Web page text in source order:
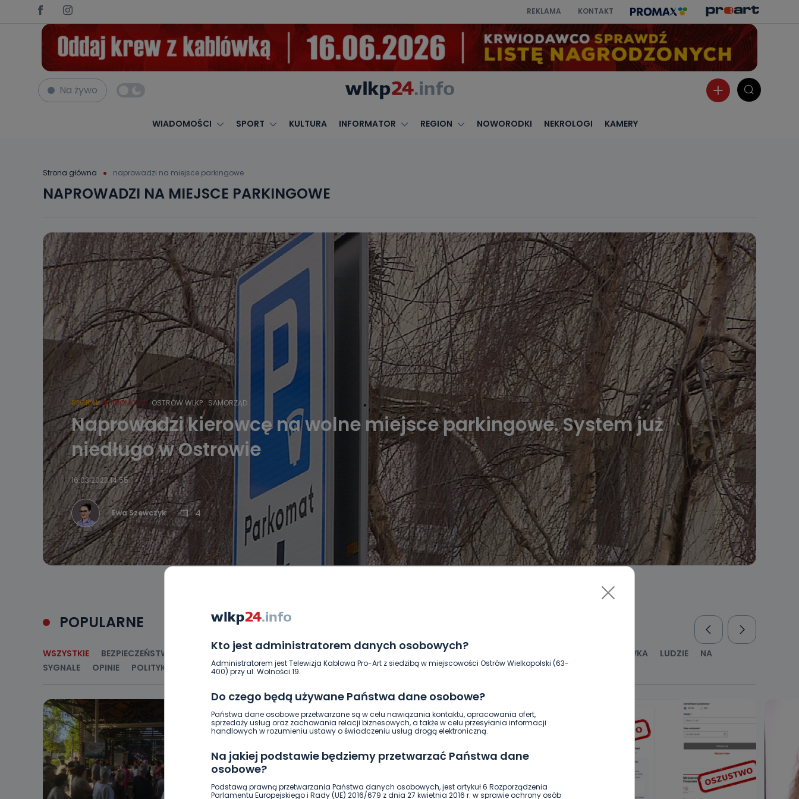
REKLAMA KONTAKT
Na żywo
WIADOMOŚCI SPORT KULTURA INFORMATOR REGION NOWORODKI NEKROLOGI KAMERY
Strona główna naprowadzi na miejsce parkingowe
Kto jest administratorem danych osobowych?
Administratorem jest Telewizja Kablowa Pro-Art z siedzibą w miejscowości Ostrów Wielkopolski (63-
400) przy ul. Wolności 19.
Do czego będą używane Państwa dane osobowe?
Państwa dane osobowe przetwarzane są w celu nawiązania kontaktu, opracowania ofert,
sprzedaży usług oraz zachowania relacji biznesowych, a także w celu przesyłania informacji
handlowych w rozumieniu ustawy o świadczeniu usług drogą elektroniczną.
Na jakiej podstawie będziemy przetwarzać Państwa dane
osobowe?
Podstawą prawną przetwarzania Państwa danych osobowych, jest artykuł 6 Rozporządzenia
Parlamentu Europejskiego i Rady (UE) 2016/679 z dnia 27 kwietnia 2016 r. w sprawie ochrony osób
NAPROWADZI NA MIEJSCE PARKINGOWE
REGION WIADOMOŚCI OSTRÓW WLKP. SAMORZĄD
Naprowadzi kierowcę na wolne miejsce parkingowe. System już
niedługo w Ostrowie
16.03.2023 14:55
Ewa Szewczyk 4
POPULARNE
WSZYSTKIE BEZPIECZEŃSTWO CIEKAWOSTKI GOSPODARKA I FINANSE HISTORIA KULTURA I ROZRYWKA LUDZIE
NA
SYGNALE
OPINIE POLITYKA RELIGIA SAMORZĄD ŚRODOWISKO WASZE INFO WSZYSTKICH ŚWIĘTYCH WYWIADY